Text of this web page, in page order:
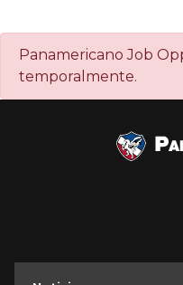
Panamericano Job
temporalmente.